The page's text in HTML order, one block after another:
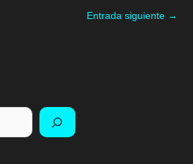
Entrada siguiente →